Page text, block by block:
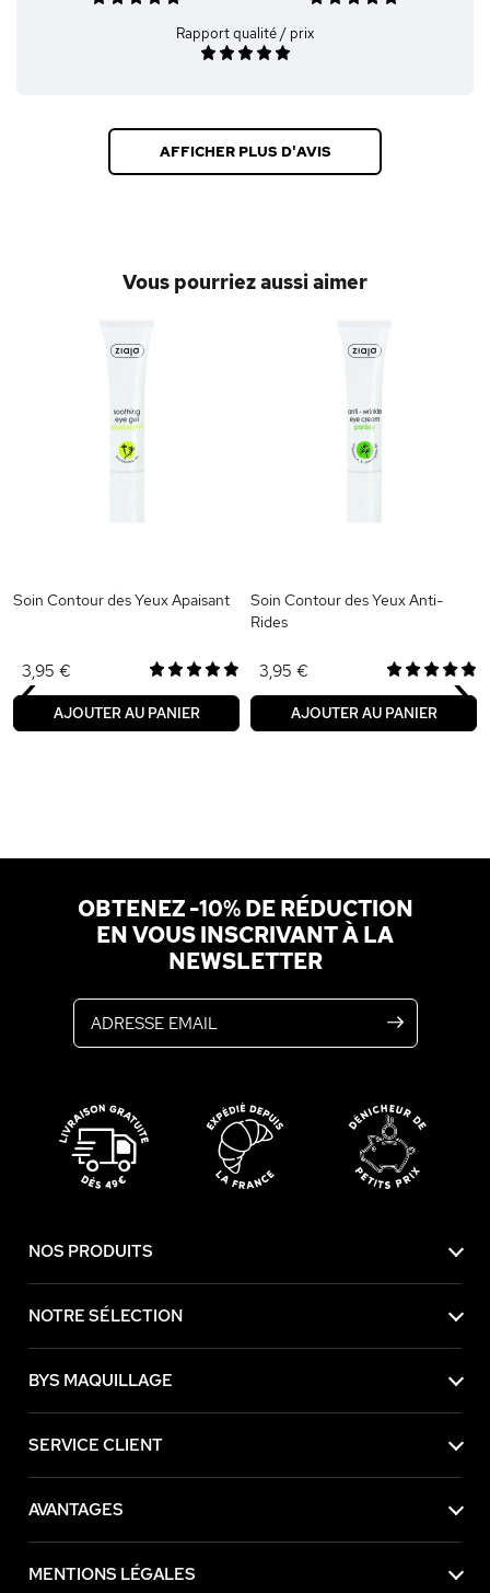
Rapport qualité / prix
AFFICHER PLUS D'AVIS
Vous pourriez aussi aimer
Soin Contour des Yeux Apaisant
3,95 €
AJOUTER AU PANIER
Soin Contour des Yeux Anti-
Rides
3,95 €
AJOUTER AU PANIER
‹ ›
OBTENEZ -10% DE RÉDUCTION
EN VOUS INSCRIVANT À LA
NEWSLETTER
NOS PRODUITS
NOTRE SÉLECTION
BYS MAQUILLAGE
SERVICE CLIENT
AVANTAGES
MENTIONS LÉGALES